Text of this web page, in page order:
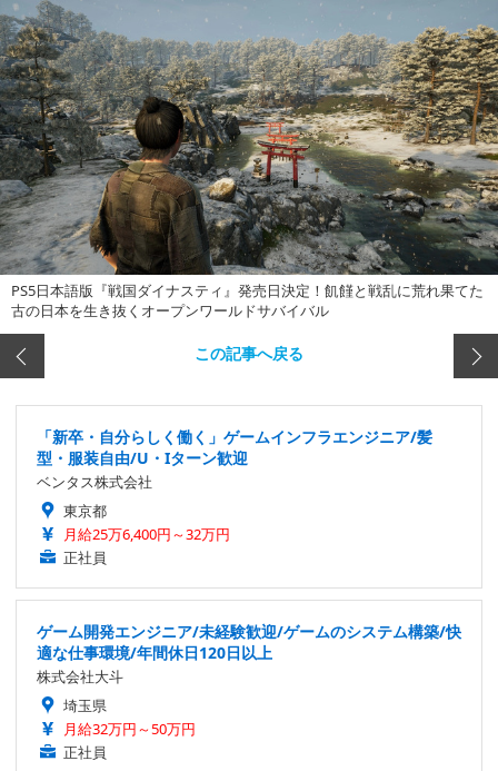
PS5日本語版『戦国ダイナスティ』発売日決定！飢饉と戦乱に荒れ果てた
古の日本を生き抜くオープンワールドサバイバル
この記事へ戻る
「新卒・自分らしく働く」ゲームインフラエンジニア/髪
型・服装自由/U・Iターン歓迎
ベンタス株式会社
東京都
月給25万6,400円～32万円
正社員
ゲーム開発エンジニア/未経験歓迎/ゲームのシステム構築/快
適な仕事環境/年間休日120日以上
株式会社大斗
埼玉県
月給32万円～50万円
正社員